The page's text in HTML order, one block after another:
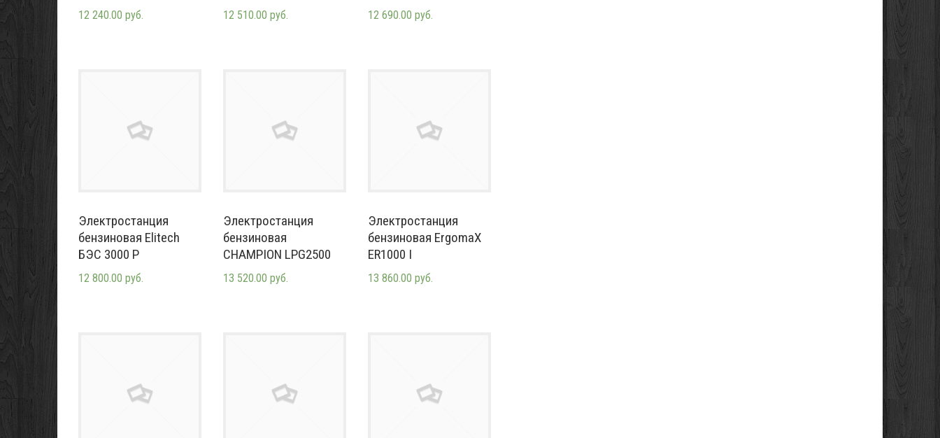
12 240.00 руб. 12 510.00 руб. 12 690.00 руб.
Электростанция
бензиновая Elitech
БЭС 3000 Р
12 800.00 руб.
Электростанция
бензиновая
CHAMPION LPG2500
13 520.00 руб.
Электростанция
бензиновая ErgomaX
ER1000 I
13 860.00 руб.